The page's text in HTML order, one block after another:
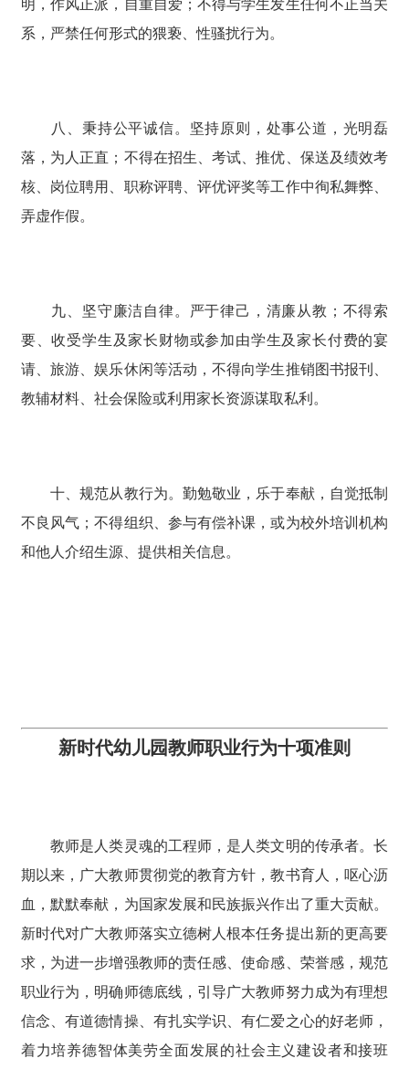
明，作风正派，自重自爱；不得与学生发生任何不正当关
系，严禁任何形式的猥亵、性骚扰行为。
八、秉持公平诚信。坚持原则，处事公道，光明磊
落，为人正直；不得在招生、考试、推优、保送及绩效考
核、岗位聘用、职称评聘、评优评奖等工作中徇私舞弊、
弄虚作假。
九、坚守廉洁自律。严于律己，清廉从教；不得索
要、收受学生及家长财物或参加由学生及家长付费的宴
请、旅游、娱乐休闲等活动，不得向学生推销图书报刊、
教辅材料、社会保险或利用家长资源谋取私利。
十、规范从教行为。勤勉敬业，乐于奉献，自觉抵制
不良风气；不得组织、参与有偿补课，或为校外培训机构
和他人介绍生源、提供相关信息。
新时代幼儿园教师职业行为十项准则
教师是人类灵魂的工程师，是人类文明的传承者。长
期以来，广大教师贯彻党的教育方针，教书育人，呕心沥
血，默默奉献，为国家发展和民族振兴作出了重大贡献。
新时代对广大教师落实立德树人根本任务提出新的更高要
求，为进一步增强教师的责任感、使命感、荣誉感，规范
职业行为，明确师德底线，引导广大教师努力成为有理想
信念、有道德情操、有扎实学识、有仁爱之心的好老师，
着力培养德智体美劳全面发展的社会主义建设者和接班